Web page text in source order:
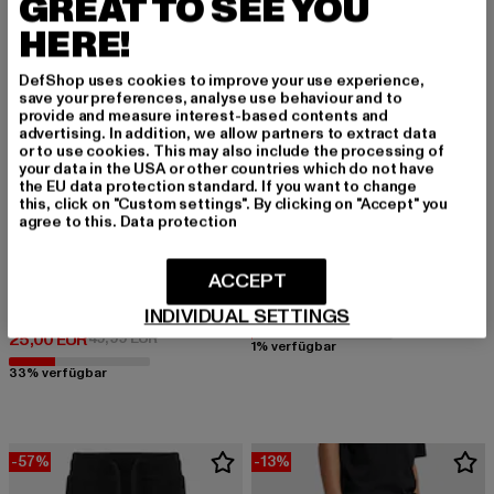
Nike Sportswear Jogginghose Kinder
25,00 EUR
Derzeitiger Preis: 25,00 EUR
49,99 EURAktionspreis: 49,99 EUR
33% verfügbar
URBAN CLASSICS
Boys Essentials Basic
23,99 EUR
Derzeitiger Preis: 23,99 EUR
39,99 EUR
1% verfügbar
-57% -13%
GREAT TO SEE YOU
HERE!
DefShop uses cookies to improve your use experience,
save your preferences, analyse use behaviour and to
provide and measure interest-based contents and
advertising. In addition, we allow partners to extract data
or to use cookies. This may also include the processing of
your data in the USA or other countries which do not have
the EU data protection standard. If you want to change
this, click on "Custom settings". By clicking on "Accept" you
agree to this. Data protection
INDIVIDUAL SETTINGS
ACCEPT